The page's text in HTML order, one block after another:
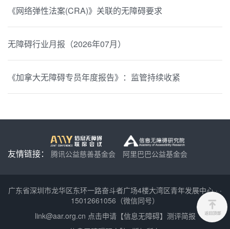
《网络弹性法案(CRA)》关联的无障碍要求
无障碍行业月报（2026年07月）
《加拿大无障碍专员年度报告》：监管持续收紧
友情链接： 腾讯公益慈善基金会 阿里巴巴公益基金会
广东省深圳市龙华区东环一路奋斗者广场4楼大湾区青年发展中心· ·
15012661056（微信同号）
link@aar.org.cn 点击申请【信息无障碍】测评简报